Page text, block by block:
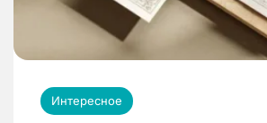
Интересное